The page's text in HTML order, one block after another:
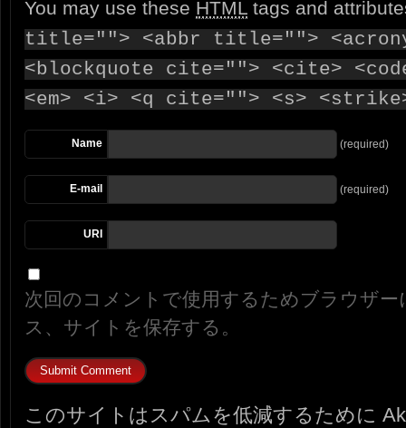
You may use these HTML tags and
title=""> <abbr title="">
<blockquote cite=""> <cite>
<em> <i> <q cite=""> <s>
Name (required)
E-mail (required)
URI
次回のコメントで使用するためブラウザ
ス、サイトを保存する。
このサイトはスパムを低減するために